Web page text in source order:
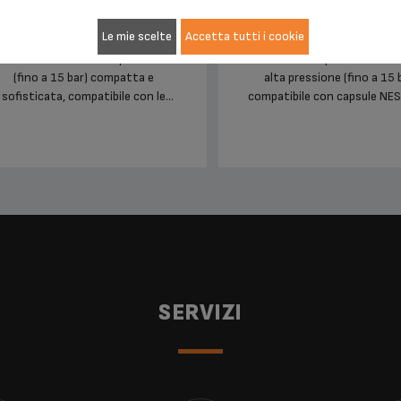
caffè ad alta pressione
(fino a 15 bar) compatta e
sofisticata, compatibile con le
Macchina compatta e
alta pressione (fino a 15
compatibile con capsule
SERVIZI
Le mie scelte Accetta tutti i cookie